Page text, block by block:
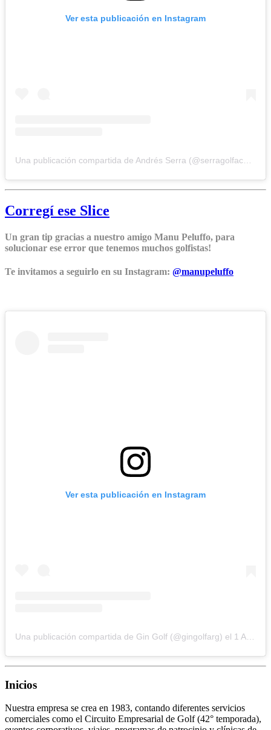
Ver esta publicación en Instagram
Corregí ese Slice
Un gran tip gracias a nuestro amigo Manu Peluffo, para
solucionar ese error que tenemos muchos golfistas!
Te invitamos a seguirlo en su Instagram: @manupeluffo
Ver esta publicación en Instagram
Una publicación compartida de Gin Golf (@gingolfarg) el 1 Abr, 2020 a las 4:39 PDT
Inicios
Nuestra empresa se crea en 1983, contando diferentes servicios
comerciales como el Circuito Empresarial de Golf (42° temporada),